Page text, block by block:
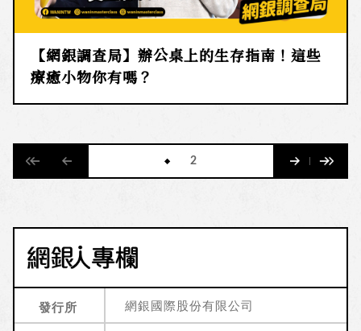
【網銀調查局】辦公桌上的生存指南！這些
療癒小物你有嗎？
2
發行所 網銀國際股份有限公司